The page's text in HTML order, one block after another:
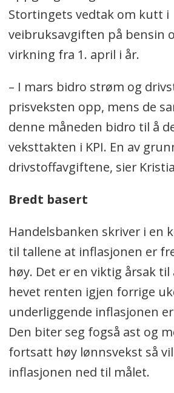
Stortingets vedtak om kutt i
veibruksavgiften på bensin
virkning fra 1. april i år.
– I mars bidro strøm og
prisveksten opp, mens de
denne måneden bidro til å
veksttakten i KPI. En av
drivstoffavgiftene, sier
Bredt basert
Handelsbanken skriver i en
til tallene at inflasjonen er
høy. Det er en viktig årsak
hevet renten igjen forrige
underliggende inflasjonen
Den biter seg fogså ast og
fortsatt høy lønnsvekst så
inflasjonen ned til målet.